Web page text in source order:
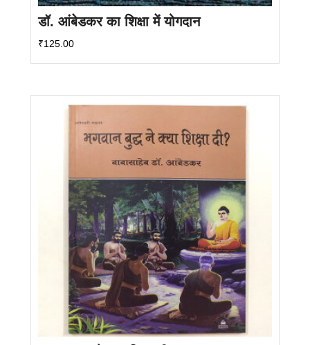
डॉ. आंबेडकर का शिक्षा में योगदान
₹125.00